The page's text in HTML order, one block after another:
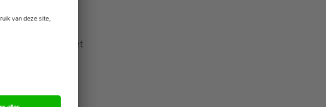
niet met
is
werd